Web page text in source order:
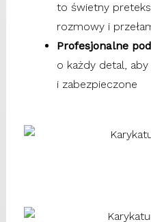
to świetny
rozmowy i
Profesjonalne
o każdy detal,
i zabezpieczone